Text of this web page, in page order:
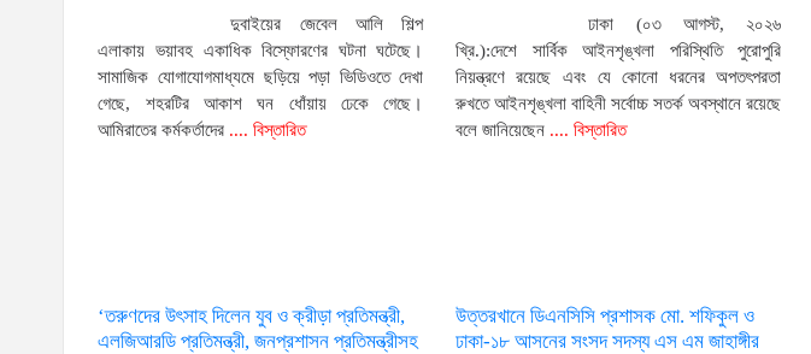
দুবাইয়ের জেবেল আলি শিল্প
এলাকায় ভয়াবহ একাধিক বিস্ফোরণের ঘটনা ঘটেছে।
সামাজিক যোগাযোগমাধ্যমে ছড়িয়ে পড়া ভিডিওতে দেখা
গেছে, শহরটির আকাশ ঘন ধোঁয়ায় ঢেকে গেছে।
আমিরাতের কর্মকর্তাদের .... বিস্তারিত
ঢাকা (০৩ আগস্ট, ২০২৬
খ্রি.):দেশে সার্বিক আইনশৃঙ্খলা পরিস্থিতি পুরোপুরি
নিয়ন্ত্রণে রয়েছে এবং যে কোনো ধরনের অপতৎপরতা
রুখতে আইনশৃঙ্খলা বাহিনী সর্বোচ্চ সতর্ক অবস্থানে রয়েছে
বলে জানিয়েছেন .... বিস্তারিত
‘তরুণদের উৎসাহ দিলেন যুব ও ক্রীড়া প্রতিমন্ত্রী,
এলজিআরডি প্রতিমন্ত্রী, জনপ্রশাসন প্রতিমন্ত্রীসহ
উত্তরখানে ডিএনসিসি প্রশাসক মো. শফিকুল ও
ঢাকা-১৮ আসনের সংসদ সদস্য এস এম জাহাঙ্গীর